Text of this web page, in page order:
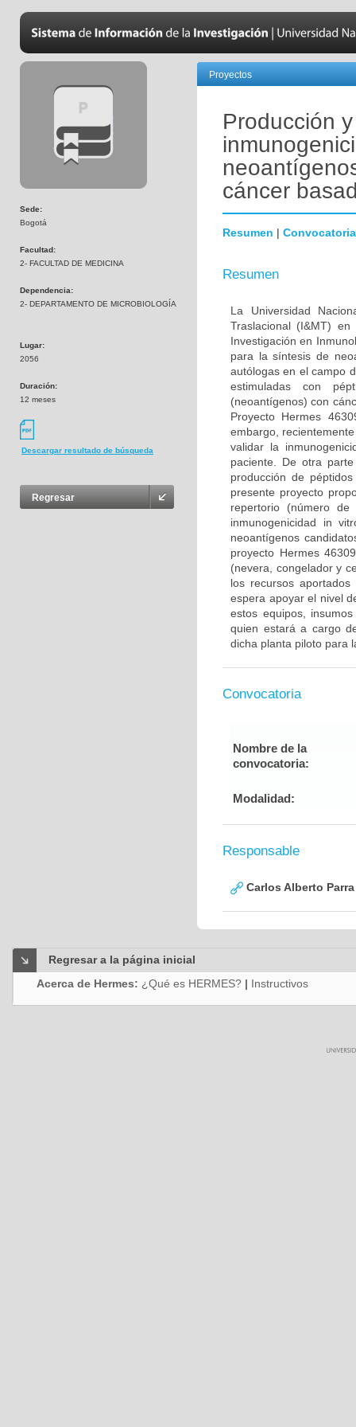
Sede:
Bogotá
Facultad:
2- FACULTAD DE MEDICINA
Dependencia:
2- DEPARTAMENTO DE MICROBIOLOGÍA
Lugar:
2056
Duración:
12 meses
Descargar resultado de búsqueda
Regresar
Proyectos
Producción
cáncer
Resumen | Convocatoria
Resumen
La Universidad
Traslacional (I&MT)
Investigación en
para la síntesis de
autólogas en el campo
estimuladas con
(neoantígenos) con
Proyecto Hermes
embargo,
validar la
paciente. De otra
producción de
presente proyecto
repertorio (número
inmunogenicidad in
neoantígenos
proyecto Hermes
(nevera, congelador y
los recursos
espera apoyar el nivel
estos equipos,
quien estará a cargo
dicha planta piloto para
Convocatoria
Nombre de la
convocatoria:
Modalidad:
Responsable
Carlos Alberto
Regresar a la página inicial
Acerca de Hermes: ¿Qué es HERMES? | Instructivos